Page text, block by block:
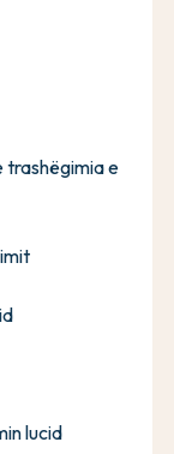
trashëgimia e
lucid